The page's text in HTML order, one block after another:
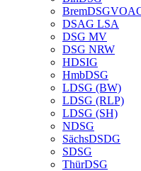
DSAG LSA
DSG MV
DSG NRW
HDSIG
HmbDSG
LDSG (BW)
LDSG (RLP)
LDSG (SH)
NDSG
SächsDSDG
SDSG
ThürDSG